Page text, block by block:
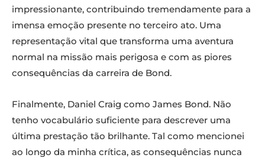
impressionante, contribuindo tremendamente para a
imensa emoção presente no terceiro ato. Uma
representação vital que transforma uma aventura
normal na missão mais perigosa e com as piores
consequências da carreira de Bond.
Finalmente, Daniel Craig como James Bond. Não
tenho vocabulário suficiente para descrever uma
última prestação tão brilhante. Tal como mencionei
ao longo da minha crítica, as consequências nunca